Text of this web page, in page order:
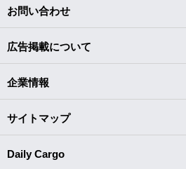
お問い合わせ
広告掲載について
企業情報
サイトマップ
Daily Cargo